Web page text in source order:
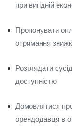
при вигідній
Пропонувати
отримання
Розглядати
доступністю
Домовлятися
орендодавця в